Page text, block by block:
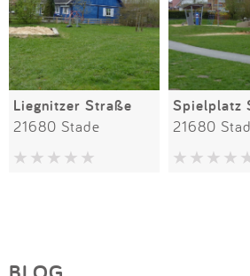
Liegnitzer Straße
21680 Stade
Spielplatz
21680